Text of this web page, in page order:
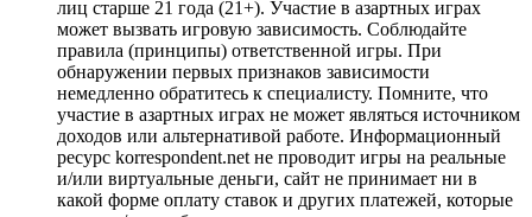
лиц старше 21 года (21+). Участие в азартных играх
может вызвать игровую зависимость. Соблюдайте
правила (принципы) ответственной игры. При
обнаружении первых признаков зависимости
немедленно обратитесь к специалисту. Помните, что
участие в азартных играх не может являться источником
доходов или альтернативой работе. Информационный
ресурс korrespondent.net не проводит игры на реальные
и/или виртуальные деньги, сайт не принимает ни в
какой форме оплату ставок и других платежей, которые